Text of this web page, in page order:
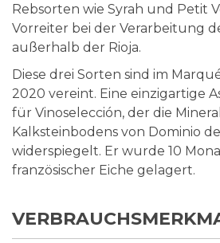
Rebsorten wie Syrah und Petit
Vorreiter bei der Verarbeitung
außerhalb der Rioja.
Diese drei Sorten sind im
2020 vereint. Eine einzigartige
für Vinoselección, der die
Kalksteinbodens von Dominio
widerspiegelt. Er wurde 10
französischer Eiche gelagert.